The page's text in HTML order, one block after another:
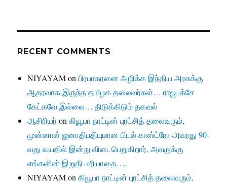
RECENT COMMENTS
NIYAYAMonபிரபாகரனை அழிக்க இந்திய அரசுக்கு
ஆதரவாக இருந்த தமிழக தலைவர்கள்… ராஜபக்சே
கேட்கவே இல்லை… திடுக்கிடும் தகவல்
ஆசிரியர்onகியூபா நாட்டின் புரட்சித் தலைவரும்,
முன்னாள் ஜனாதிபதியுமான பிடல் காஸ்ட்ரோ அவரது 90-
வது வயதில் இன்று விடைபெறுகிறார், அவருக்கு
எங்களின் இறுதி மரியாதை….
NIYAYAMonகியூபா நாட்டின் புரட்சித் தலைவரும்,